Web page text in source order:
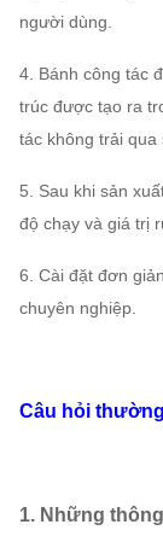
Quạt không khí
cảm ứng
người dùng.
4. Bánh công tác
trúc được tạo ra
tác không trải qua
5. Sau khi sản
độ chạy và giá trị
6. Cài đặt đơn
chuyên nghiệp.
Câu hỏi
1. Những